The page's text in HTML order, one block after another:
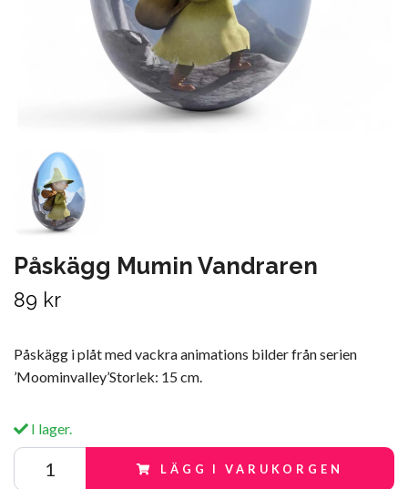
Påskägg Mumin Vandraren
89 kr
Påskägg i plåt med vackra animations bilder från serien
’Moominvalley’Storlek: 15 cm.
I lager.
LÄGG I VARUKORGEN